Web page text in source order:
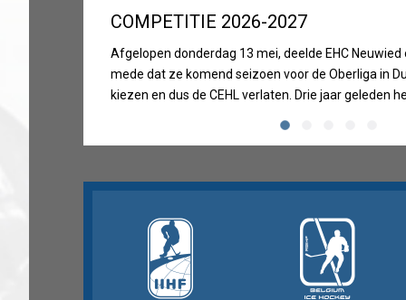
COMPETITIE 2026-2027
Afgelopen donderdag 13 mei, deelde EHC Neuwied
mede dat ze komend seizoen voor de Oberliga in
kiezen en dus de CEHL verlaten. Drie jaar geleden
de opzet van de nieuwe competitie die
tot een spannend en interessant ijshockey-seizoen